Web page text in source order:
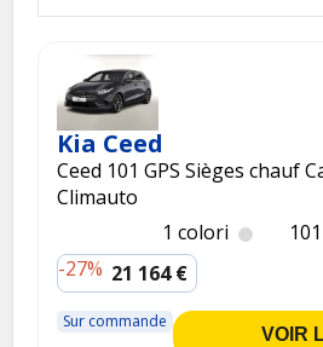
Kia Ceed
Ceed 101 GPS Sièges chauf
Climauto
1 colori
-27% 21 164 €
Sur commande
VOIR